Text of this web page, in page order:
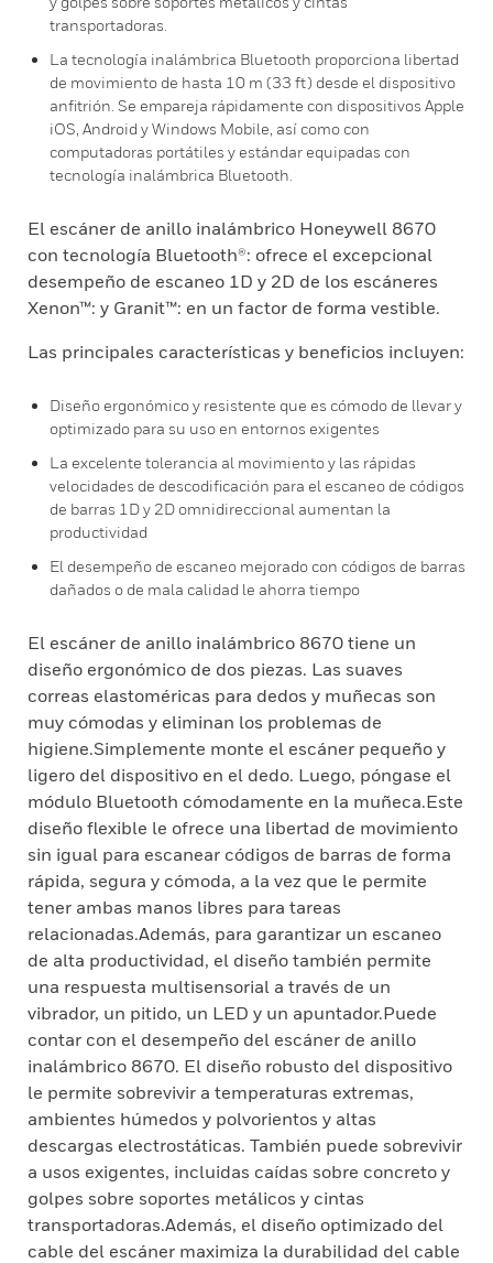
transportadoras.
La tecnología inalámbrica Bluetooth proporciona libertad
de movimiento de hasta 10 m (33 ft) desde el dispositivo
anfitrión. Se empareja rápidamente con dispositivos Apple
iOS, Android y Windows Mobile, así como con
computadoras portátiles y estándar equipadas con
tecnología inalámbrica Bluetooth.
El escáner de anillo inalámbrico Honeywell 8670
con tecnología Bluetooth®: ofrece el excepcional
desempeño de escaneo 1D y 2D de los escáneres
Xenon™: y Granit™: en un factor de forma vestible.
Las principales características y beneficios incluyen:
Diseño ergonómico y resistente que es cómodo de llevar y
optimizado para su uso en entornos exigentes
La excelente tolerancia al movimiento y las rápidas
velocidades de descodificación para el escaneo de códigos
de barras 1D y 2D omnidireccional aumentan la
productividad
El desempeño de escaneo mejorado con códigos de barras
dañados o de mala calidad le ahorra tiempo
El escáner de anillo inalámbrico 8670 tiene un
diseño ergonómico de dos piezas. Las suaves
correas elastoméricas para dedos y muñecas son
muy cómodas y eliminan los problemas de
higiene.Simplemente monte el escáner pequeño y
ligero del dispositivo en el dedo. Luego, póngase el
módulo Bluetooth cómodamente en la muñeca.Este
diseño flexible le ofrece una libertad de movimiento
sin igual para escanear códigos de barras de forma
rápida, segura y cómoda, a la vez que le permite
tener ambas manos libres para tareas
relacionadas.Además, para garantizar un escaneo
de alta productividad, el diseño también permite
una respuesta multisensorial a través de un
vibrador, un pitido, un LED y un apuntador.Puede
contar con el desempeño del escáner de anillo
inalámbrico 8670. El diseño robusto del dispositivo
le permite sobrevivir a temperaturas extremas,
ambientes húmedos y polvorientos y altas
descargas electrostáticas. También puede sobrevivir
a usos exigentes, incluidas caídas sobre concreto y
golpes sobre soportes metálicos y cintas
transportadoras.Además, el diseño optimizado del
cable del escáner maximiza la durabilidad del cable